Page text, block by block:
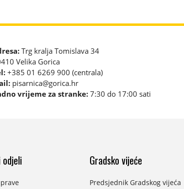
Trg kralja Tomislava 34
Velika Gorica
+385 01 6269 900 (centrala)
pisarnica@gorica.hr
vrijeme za stranke: 7:30 do 17:00 sati
odjeli Gradsko vijeće
Predsjednik Gradskog vijeća